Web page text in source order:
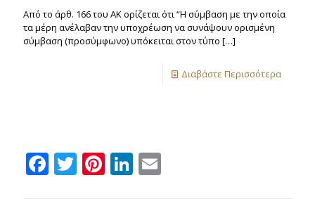
Από το άρθ. 166 του AK ορίζεται ότι “H σύμβαση με την οποία
τα μέρη ανέλαβαν την υποχρέωση να συνάψουν ορισμένη
σύμβαση (προσύμφωνο) υπόκειται στον τύπο […]
Διαβάστε Περισσότερα
Facebook
Twitter
Pinterest
LinkedIn